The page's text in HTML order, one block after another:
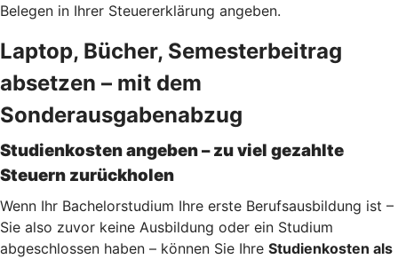
Belegen in Ihrer Steuererklärung angeben.
Laptop, Bücher, Semesterbeitrag
absetzen – mit dem
Sonderausgabenabzug
Studienkosten angeben – zu viel gezahlte
Steuern zurückholen
Wenn Ihr Bachelorstudium Ihre erste Berufsausbildung ist –
Sie also zuvor keine Ausbildung oder ein Studium
abgeschlossen haben – können Sie Ihre Studienkosten als